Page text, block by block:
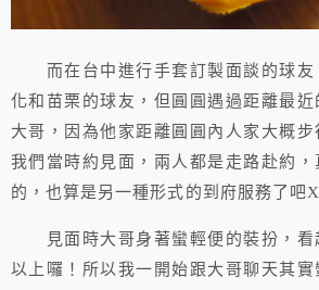
而在台中進行手套訂製面談的球友
化和苗栗的球友，但圓圓遇過距離最
大哥，因為他家距離圓圓內人家大概
我們當時約見面，兩人都是走路赴約
的，也算是另一種形式的到府服務了吧
見面時大哥身著蠻輕便的裝扮，看
以上囉！所以我一開始跟大哥聊天其